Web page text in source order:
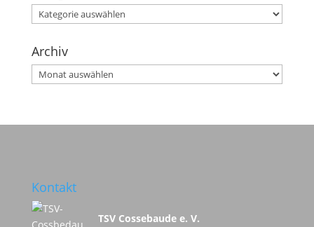
Kategorien
Archiv
Archiv
Kontakt
TSV Cossebaude e. V.